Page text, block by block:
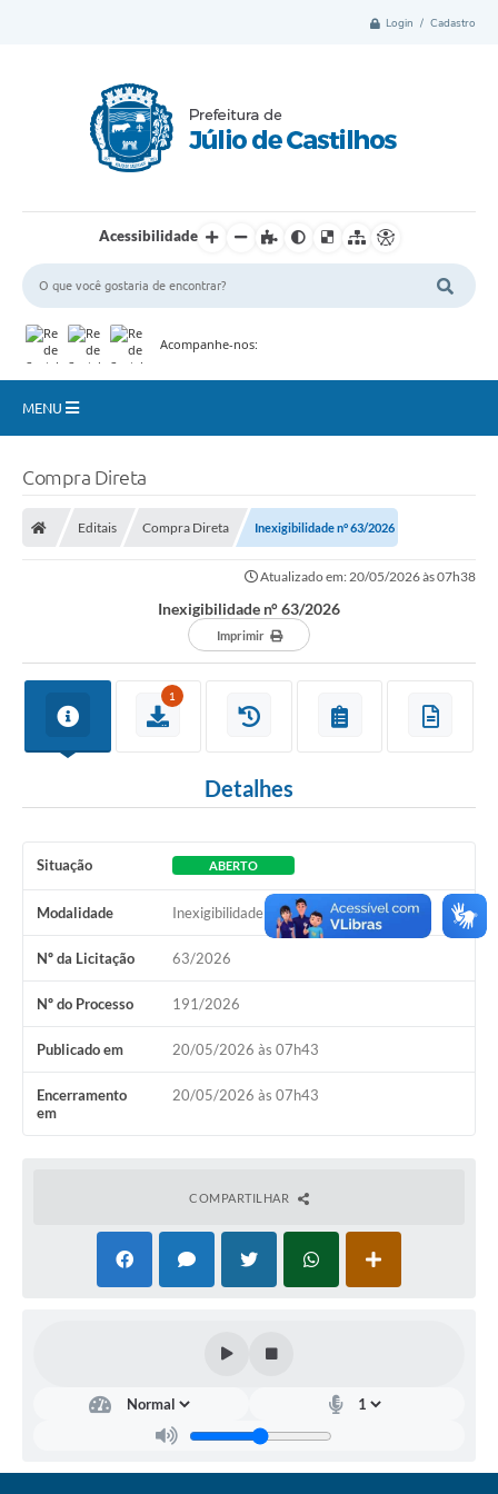
Login / Cadastro
Acessibilidade
Acompanhe-nos:
MENU
PLANO ANUAL DE CONTRATAÇÕES (PAC)
Contato
Ordem de Serviços
Serviços e Informações Online
Licitações
Secretarias de Júlio de Castilhos
Coronavírus
Certidão Negativa
Alvará
Modelos de Requerimentos
Passe Livre Estudantil
Compra Direta
Editais Compra Direta Inexigibilidade n° 63/2026
Atualizado em: 20/05/2026 às 07h38
Inexigibilidade n° 63/2026
Imprimir
1
Detalhes
Situação ABERTO
Modalidade Inexigibilidade
Nº da Licitação 63/2026
Nº do Processo 191/2026
Publicado em 20/05/2026 às 07h43
Encerramento
em
20/05/2026 às 07h43
COMPARTILHAR